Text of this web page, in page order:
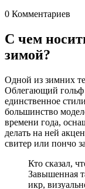
0 Комментариев
С чем
зимой?
Одной из зимних
Облегающий гольф
единственное
большинство
времени года,
делать на ней
свитер или пончо
Кто сказал,
Завышенная
икр,